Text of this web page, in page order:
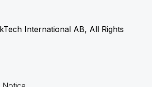
International AB, All Rights